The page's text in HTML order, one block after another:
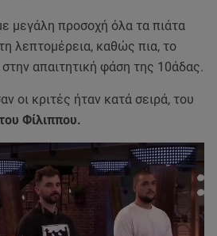
μεγάλη προσοχή όλα τα πιάτα
λεπτομέρεια, καθώς πια, το
απαιτητική φάση της 10άδας.
οι κριτές ήταν κατά σειρά, του
Φίλιππου.